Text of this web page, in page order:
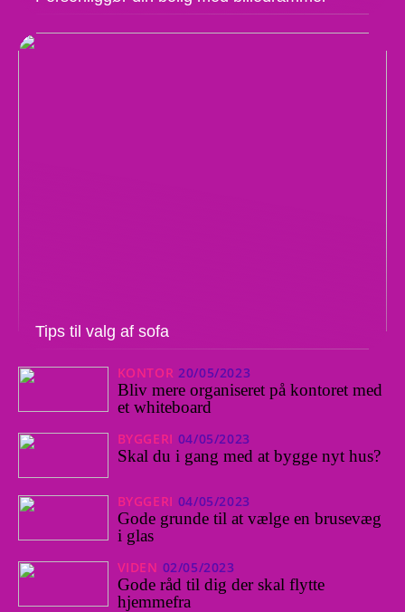
Tips til valg af sofa
KONTOR 20/05/2023
Bliv mere organiseret på kontoret med
et whiteboard
BYGGERI 04/05/2023
Skal du i gang med at bygge nyt hus?
BYGGERI 04/05/2023
Gode grunde til at vælge en brusevæg
i glas
VIDEN 02/05/2023
Gode råd til dig der skal flytte
hjemmefra